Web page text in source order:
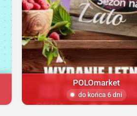
POLOmarket
do końca 6 dni